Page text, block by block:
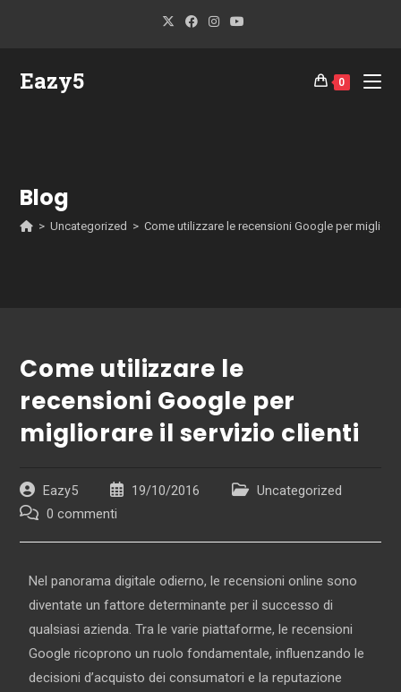
Eazy5 0
Blog
> Uncategorized > Come utilizzare le recensioni Google per
Come utilizzare le
recensioni Google per
migliorare il servizio clienti
Eazy5 19/10/2016
Uncategorized
0 commenti
Nel panorama digitale odierno, le recensioni online sono
diventate un fattore determinante per il successo di
qualsiasi azienda. Tra le varie piattaforme, le recensioni
Google ricoprono un ruolo fondamentale, influenzando le
decisioni d’acquisto dei consumatori e la reputazione